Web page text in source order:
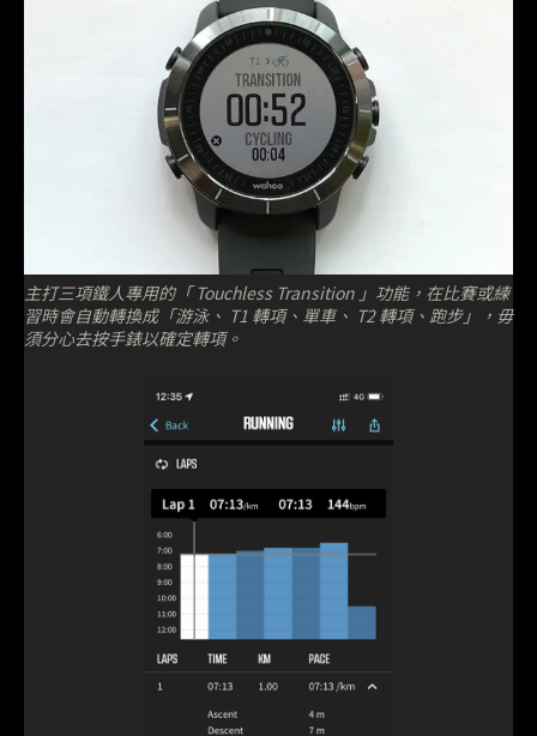
主打三項鐵人專用的「 Touchless Transition 」功能，在比賽或練
習時會自動轉換成「游泳、 T1 轉項、單車、 T2 轉項、跑步」，毋
須分心去按手錶以確定轉項。